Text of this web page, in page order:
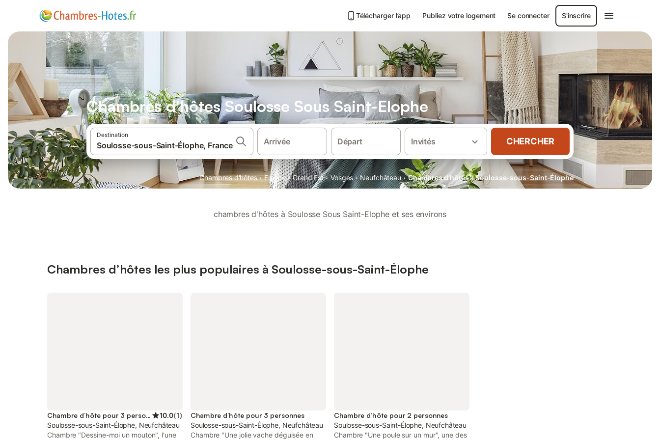
Télécharger l’app Publiez votre logement Se connecter S'inscrire
Chambres d'hôtes Soulosse Sous Saint-Elophe
Destination
Arrivée Départ Invités CHERCHER
Chambres d'hôtes · France · Grand Est · Vosges · Neufchâteau · Chambres d’hôtes à Soulosse-sous-Saint-Élophe
chambres d'hôtes à Soulosse Sous Saint-Elophe et ses environs
Chambres d’hôtes les plus populaires à Soulosse-sous-Saint-Élophe
Chambre d’hôte pour 3 personnes 10.0(1)
Soulosse-sous-Saint-Élophe, Neufchâteau
Chambre "Dessine-moi un mouton", l'une
Chambre d’hôte pour 3 personnes
Soulosse-sous-Saint-Élophe, Neufchâteau
Chambre "Une jolie vache déguisée en
Chambre d’hôte pour 2 personnes
Soulosse-sous-Saint-Élophe, Neufchâteau
Chambre "Une poule sur un mur", une des